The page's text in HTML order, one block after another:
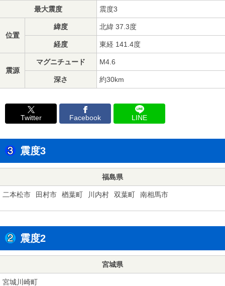
最大震度 震度3
位置
緯度 北緯 37.3度
経度 東経 141.4度
震源
マグニチュード M4.6
深さ 約30km
Twitter Facebook LINE
震度3
福島県
二本松市 田村市 楢葉町 川内村 双葉町 南相馬市
震度2
宮城県
宮城川崎町